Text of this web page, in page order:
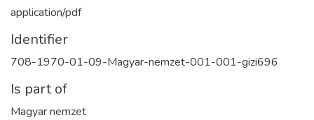
application/pdf
Identifier
708-1970-01-09-Magyar-nemzet-001-001-gizi696
Is part of
Magyar nemzet